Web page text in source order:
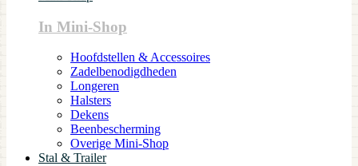
In Mini-Shop
Hoofdstellen & Accessoires
Zadelbenodigdheden
Longeren
Halsters
Dekens
Beenbescherming
Overige Mini-Shop
Stal & Trailer